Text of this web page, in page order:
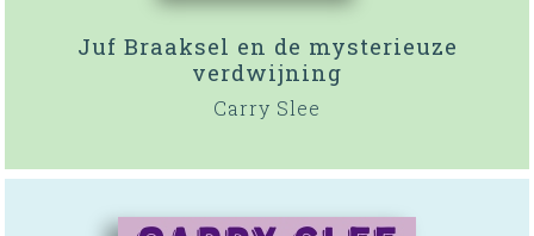
Juf Braaksel en de mysterieuze
verdwijning
Carry Slee